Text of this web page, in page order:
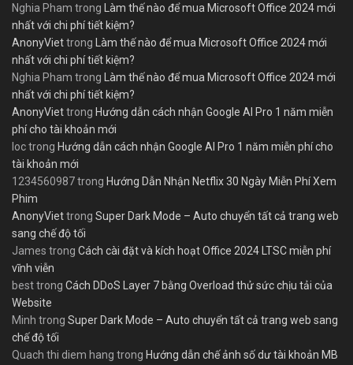
Nghia Pham trong Làm thế nào để mua Microsoft Office 2024 mới
nhất với chi phí tiết kiệm?
AnonyViettrong Làm thế nào để mua Microsoft Office 2024 mới
nhất với chi phí tiết kiệm?
Nghia Pham trong Làm thế nào để mua Microsoft Office 2024 mới
nhất với chi phí tiết kiệm?
AnonyViettrong Hướng dẫn cách nhận Google AI Pro 1 năm miễn
phí cho tài khoản mới
loctrong Hướng dẫn cách nhận Google AI Pro 1 năm miễn phí cho
tài khoản mới
1234560987trong Hướng Dẫn Nhận Netflix 30 Ngày Miễn Phí Xem
Phim
AnonyViettrong Super Dark Mode – Auto chuyển tất cả trang web
sang chế độ tối
James trong Cách cài đặt và kích hoạt Office 2024 LTSC miễn phí
vĩnh viễn
besttrong Cách DDoS Layer 7 bằng Overload thử sức chịu tải của
Website
Minh trong Super Dark Mode – Auto chuyển tất cả trang web sang
chế độ tối
Quach thi diem hang trong Hướng dẫn chế ảnh số dư tài khoản MB